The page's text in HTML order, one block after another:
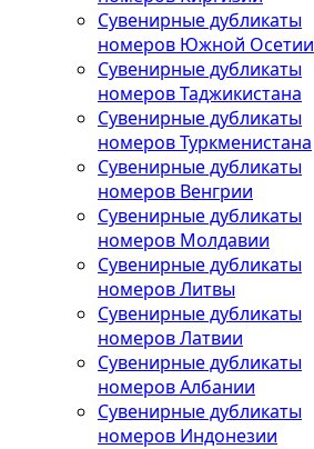
Сувенирные дубликаты
номеров Южной Осетии
Сувенирные дубликаты
номеров Таджикистана
Сувенирные дубликаты
номеров Туркменистана
Сувенирные дубликаты
номеров Венгрии
Сувенирные дубликаты
номеров Молдавии
Сувенирные дубликаты
номеров Литвы
Сувенирные дубликаты
номеров Латвии
Сувенирные дубликаты
номеров Албании
Сувенирные дубликаты
номеров Индонезии